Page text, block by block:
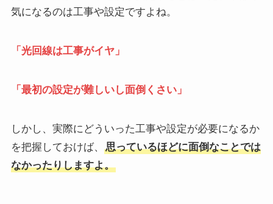
気になるのは工事や設定ですよね。
「光回線は工事がイヤ」
「最初の設定が難しいし面倒くさい」
しかし、実際にどういった工事や設定が必要になるか
を把握しておけば、
思っているほどに面倒なことでは
なかったりしますよ。